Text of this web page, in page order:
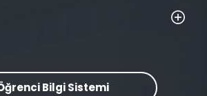
Bilgi Sistemi